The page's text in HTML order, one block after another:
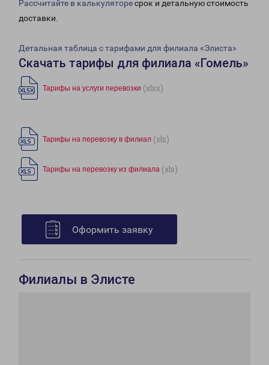
Рассчитайте в калькуляторесрок и детальную стоимость
доставки.
Детальная таблица с тарифами для филиала «Элиста»
Скачать тарифы для филиала «Гомель»
Тарифы на услуги перевозки (xlsx)
Тарифы на перевозку в филиал (xls)
Тарифы на перевозку из филиала (xls)
Оформить заявку
Филиалы в Элисте